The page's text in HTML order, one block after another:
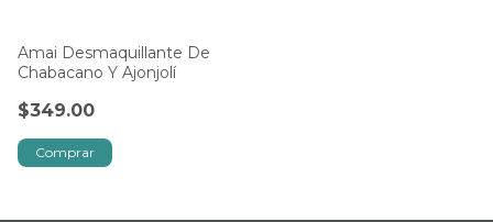
Amai Desmaquillante De
Chabacano Y Ajonjolí
$349.00
Comprar